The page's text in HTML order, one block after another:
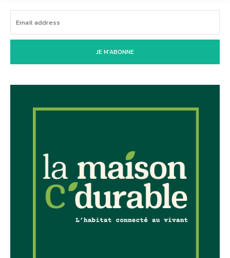
JE M'ABONNE